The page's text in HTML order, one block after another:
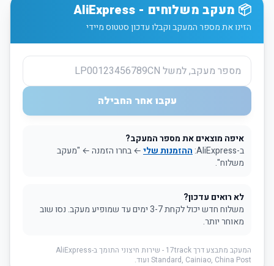
📦 מעקב משלוחים - AliExpress
הזינו את מספר המעקב וקבלו עדכון סטטוס מיידי
עקבו אחר החבילה
איפה מוצאים את מספר המעקב?
ב-AliExpress:
ההזמנות שלי← בחרו הזמנה ← "מעקב
משלוח".
לא רואים עדכון?
משלוח חדש יכול לקחת 3-7 ימים עד שמופיע מעקב. נסו שוב
מאוחר יותר.
המעקב מתבצע דרך 17track - שירות חיצוני התומך ב-AliExpress
Standard, Cainiao, China Post ועוד.